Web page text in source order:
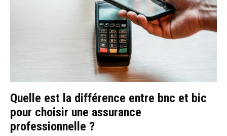
Quelle est la différence entre bnc et bic
pour choisir une assurance
professionnelle ?